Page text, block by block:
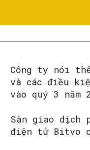
Công ty nói
và các điều
vào quý 3 năm
Sàn giao dịch
điện tử Bitvo